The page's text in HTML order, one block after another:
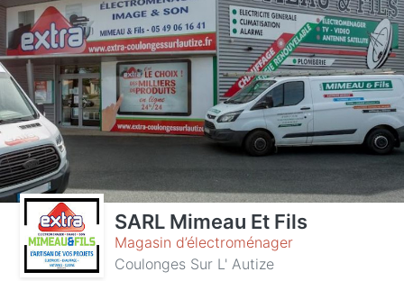
SARL Mimeau Et Fils
Magasin d’électroménager
Coulonges Sur L' Autize